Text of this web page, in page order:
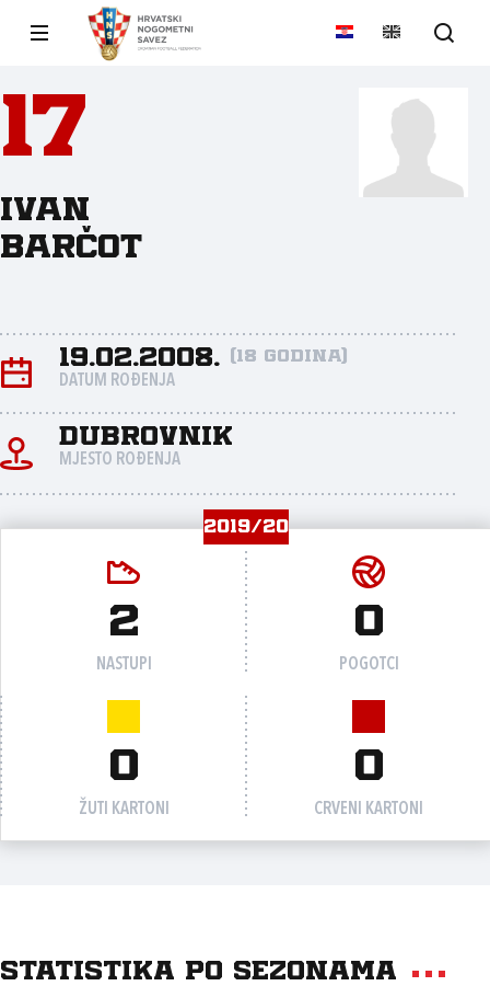
17
Ivan
Barčot
19.02.2008. (18 godina)
DATUM ROĐENJA
Dubrovnik
MJESTO ROĐENJA
2019/20
2
NASTUPI
0
POGOTCI
0
ŽUTI KARTONI
0
CRVENI KARTONI
Statistika po sezonama